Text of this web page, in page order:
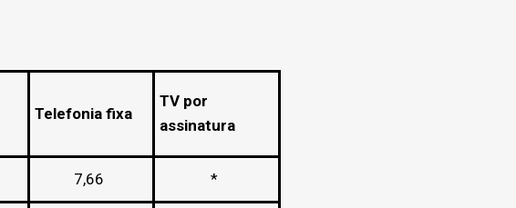
Telefonia fixa
TV por
assinatura
7,66 *